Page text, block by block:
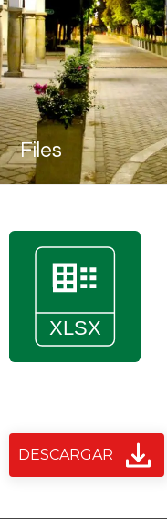
Files
DESCARGAR